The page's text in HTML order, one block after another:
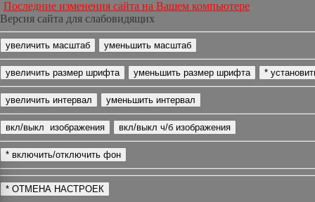
Последние изменения сайта на Вашем компьютере
Версия сайта для слабовидящих